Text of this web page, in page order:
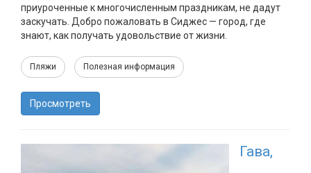
приуроченные к многочисленным праздникам, не дадут
заскучать. Добро пожаловать в Сиджес — город, где
знают, как получать удовольствие от жизни.
Пляжи Полезная информация
Просмотреть
Гава,